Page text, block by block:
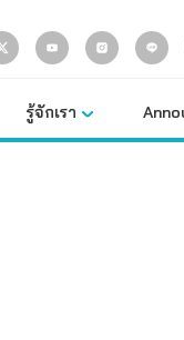
รู้จักเรา